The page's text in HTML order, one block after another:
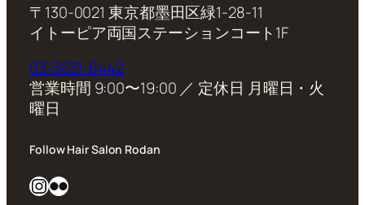
〒130-0021 東京都墨田区緑1-28-11
イトーピア両国ステーションコート1F
03-3631-8442
営業時間 9:00〜19:00 ／ 定休日 月曜日・火
曜日
Follow Hair Salon Rodan
InstagramFlickr